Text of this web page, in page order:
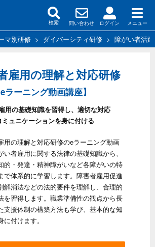
検索 問い合わせ ログイン メニュー
マ別研修 > ダイバーシティ研修 > 障がい者活
雇用の理解と対応研修
eラーニング動画講座】
用の基礎知識を習得し、適切な対応
ミュニケーションを身に付ける
用の理解と対応研修のeラーニング動画
い者雇用に関する法律の基礎知識から、
的・発達・精神障がいなど各障がいの特
で体系的に学習します。障害者雇用促進
解消法などの法的要件を理解し、合理的
を習得します。職業準備性の観点から長
支援体制の構築方法も学び、基本的な知
付けます。